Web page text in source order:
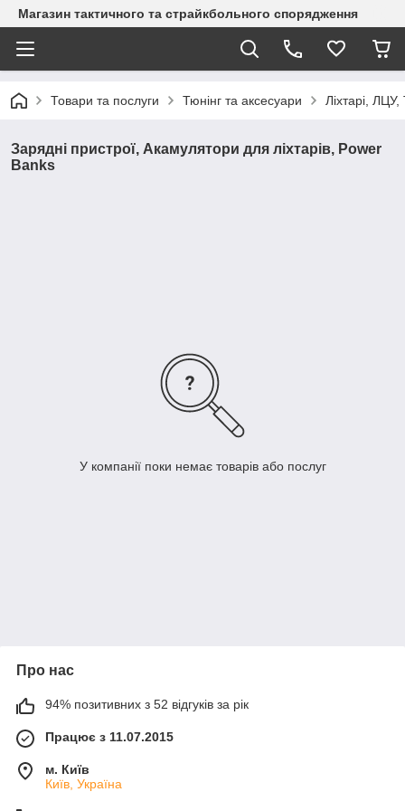
Магазин тактичного та страйкбольного спорядження
Товари та послуги Тюнінг та аксесуари Ліхтарі,
Зарядні пристрої, Акамулятори для ліхтарів, Power
Banks
У компанії поки немає товарів або послуг
Про нас
94% позитивних з 52 відгуків за рік
Працює з 11.07.2015
м. Київ
Київ, Україна